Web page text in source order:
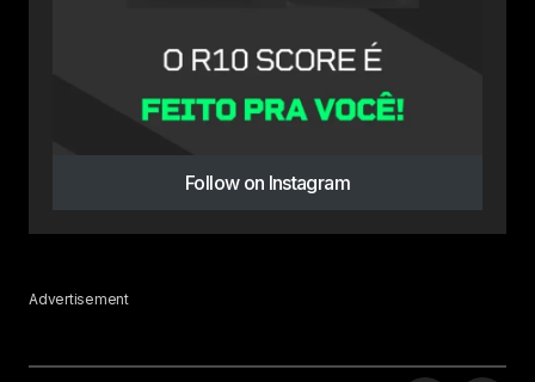
Follow on Instagram
Advertisement